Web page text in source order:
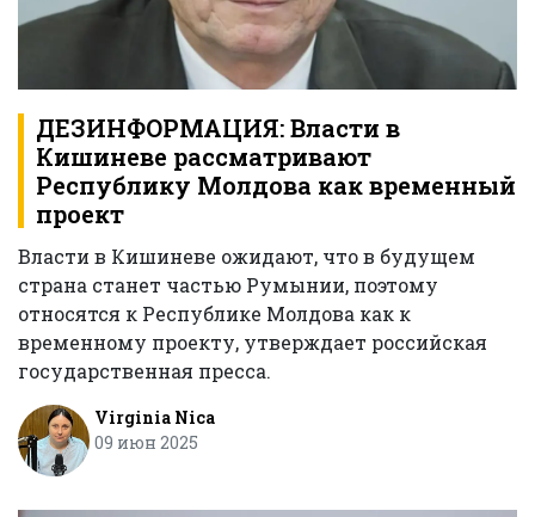
ДЕЗИНФОРМАЦИЯ: Власти в
Кишиневе рассматривают
Республику Молдова как временный
проект
Власти в Кишиневе ожидают, что в будущем
страна станет частью Румынии, поэтому
относятся к Республике Молдова как к
временному проекту, утверждает российская
государственная пресса.
Virginia Nica
09 июн 2025